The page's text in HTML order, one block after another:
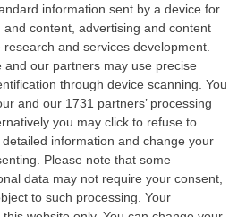
information sent by a device for
content, advertising and content
and services development.
and our partners may use precise
through device scanning. You
and our 1731 partners’ processing
you may click to refuse to
information and change your
Please note that some
data may not require your consent,
to such processing. Your
della Calabria” su Google News
Rinnovato il contratto
e impiegati Agricoli
un lungo ed attento
dicembre scorso, è stato